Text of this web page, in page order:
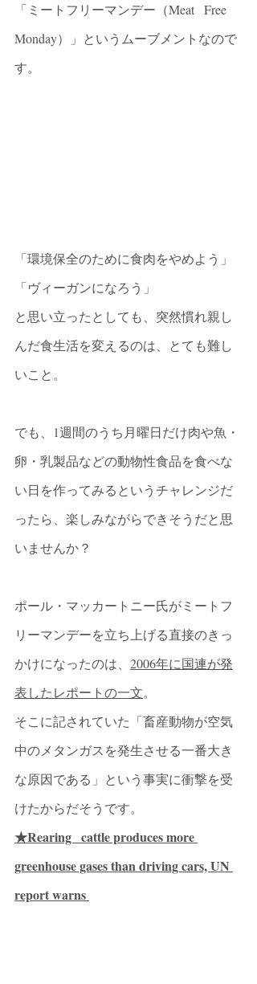
「ミートフリーマンデー（Meat   Free
Monday）」というムーブメントなので
す。
「環境保全のために食肉をやめよう」
「ヴィーガンになろう」
と思い立ったとしても、突然慣れ親し
んだ食生活を変えるのは、とても難し
いこと。
でも、1週間のうち月曜日だけ肉や魚・
卵・乳製品などの動物性食品を食べな
い日を作ってみるというチャレンジだ
ったら、楽しみながらできそうだと思
いませんか？
ポール・マッカートニー氏がミートフ
リーマンデーを立ち上げる直接のきっ
かけになったのは、 2006年に国連が発
表したレポートの一文。
そこに記されていた「畜産動物が空気
中のメタンガスを発生させる一番大き
な原因である」という事実に衝撃を受
けたからだそうです。
★Rearing   cattle produces more
greenhouse gases than driving cars, UN
report warns